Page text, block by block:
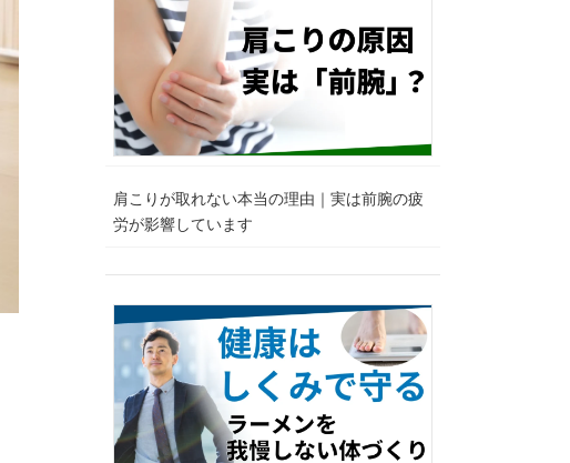
肩こりが取れない本当の理由｜実は前腕の疲
労が影響しています